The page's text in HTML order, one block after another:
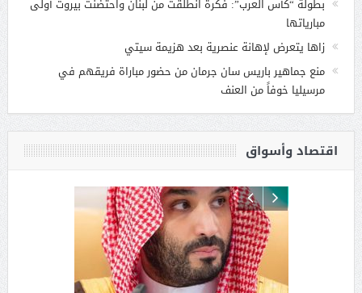
بطولة “كأس العرب”: فكرة انطلقت من لبنان واحتضنت بيروت أولى
مبارياتها
زاها يتعرض لإهانة عنصرية بعد هزيمة سيتي
منع جماهير باريس سان جرمان من حضور مباراة فريقهم في
مرسيليا خوفاً من العنف
اقتصاد وأسواق